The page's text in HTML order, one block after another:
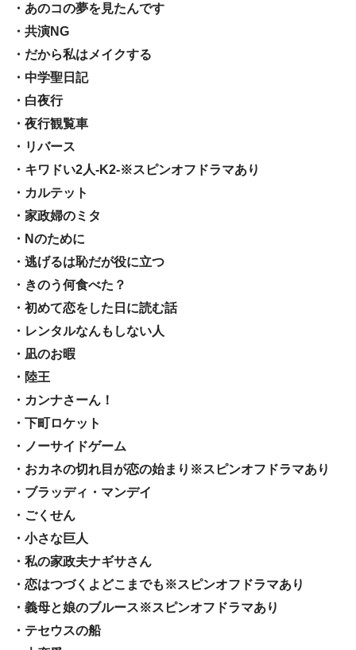
・あのコの夢を見たんです
・共演NG
・だから私はメイクする
・中学聖日記
・白夜行
・夜行観覧車
・リバース
・キワドい2人-K2-※スピンオフドラマあり
・カルテット
・家政婦のミタ
・Nのために
・逃げるは恥だが役に立つ
・きのう何食べた？
・初めて恋をした日に読む話
・レンタルなんもしない人
・凪のお暇
・陸王
・カンナさーん！
・下町ロケット
・ノーサイドゲーム
・おカネの切れ目が恋の始まり※スピンオフドラマあり
・ブラッディ・マンデイ
・ごくせん
・小さな巨人
・私の家政夫ナギサさん
・恋はつづくよどこまでも※スピンオフドラマあり
・義母と娘のブルース※スピンオフドラマあり
・テセウスの船